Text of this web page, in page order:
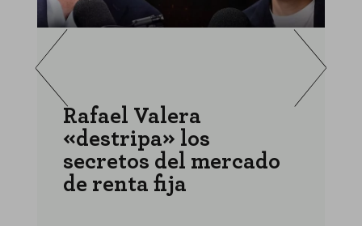
Rafael Valera
«destripa» los
secretos del mercado
de renta fija